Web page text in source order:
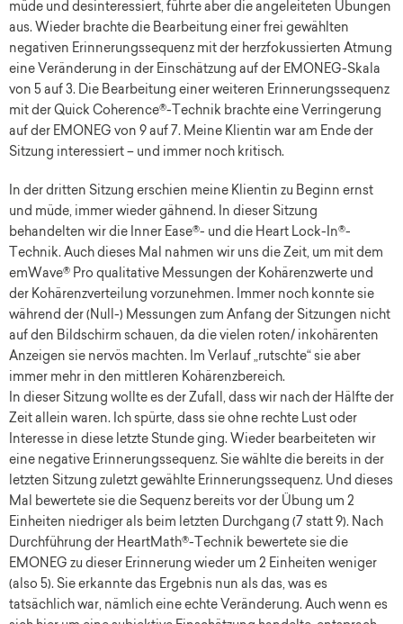
müde und desinteressiert, führte aber die angeleiteten Übungen
aus. Wieder brachte die Bearbeitung einer frei gewählten
negativen Erinnerungssequenz mit der herzfokussierten Atmung
eine Veränderung in der Einschätzung auf der EMONEG-Skala
von 5 auf 3. Die Bearbeitung einer weiteren Erinnerungssequenz
mit der Quick Coherence®-Technik brachte eine Verringerung
auf der EMONEG von 9 auf 7. Meine Klientin war am Ende der
Sitzung interessiert – und immer noch kritisch.
In der dritten Sitzung erschien meine Klientin zu Beginn ernst
und müde, immer wieder gähnend. In dieser Sitzung
behandelten wir die Inner Ease®- und die Heart Lock-In®-
Technik. Auch dieses Mal nahmen wir uns die Zeit, um mit dem
emWave® Pro qualitative Messungen der Kohärenzwerte und
der Kohärenzverteilung vorzunehmen. Immer noch konnte sie
während der (Null-) Messungen zum Anfang der Sitzungen nicht
auf den Bildschirm schauen, da die vielen roten/ inkohärenten
Anzeigen sie nervös machten. Im Verlauf „rutschte“ sie aber
immer mehr in den mittleren Kohärenzbereich.
In dieser Sitzung wollte es der Zufall, dass wir nach der Hälfte der
Zeit allein waren. Ich spürte, dass sie ohne rechte Lust oder
Interesse in diese letzte Stunde ging. Wieder bearbeiteten wir
eine negative Erinnerungssequenz. Sie wählte die bereits in der
letzten Sitzung zuletzt gewählte Erinnerungssequenz. Und dieses
Mal bewertete sie die Sequenz bereits vor der Übung um 2
Einheiten niedriger als beim letzten Durchgang (7 statt 9). Nach
Durchführung der HeartMath®-Technik bewertete sie die
EMONEG zu dieser Erinnerung wieder um 2 Einheiten weniger
(also 5). Sie erkannte das Ergebnis nun als das, was es
tatsächlich war, nämlich eine echte Veränderung. Auch wenn es